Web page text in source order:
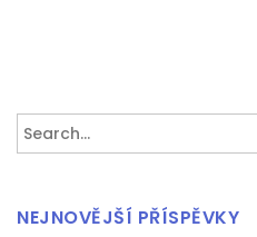
Search
for:
NEJNOVĚJŠÍ PŘÍSPĚVKY